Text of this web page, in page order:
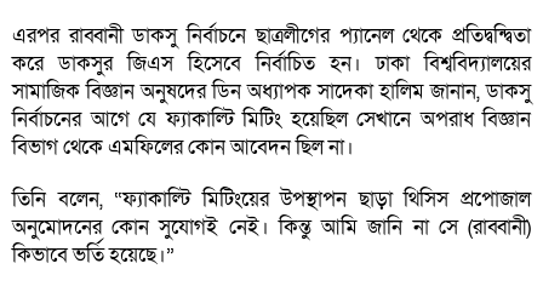
এরপর রাব্বানী ডাকসু নির্বাচনে ছাত্রলীগের প্যানেল থেকে প্রতিদ্বন্দ্বিতা
করে ডাকসুর জিএস হিসেবে নির্বাচিত হন। ঢাকা বিশ্ববিদ্যালয়ের
সামাজিক বিজ্ঞান অনুষদের ডিন অধ্যাপক সাদেকা হালিম জানান, ডাকসু
নির্বাচনের আগে যে ফ্যাকাল্টি মিটিং হয়েছিল সেখানে অপরাধ বিজ্ঞান
বিভাগ থেকে এমফিলের কোন আবেদন ছিল না।
তিনি বলেন, “ফ্যাকাল্টি মিটিংয়ের উপস্থাপন ছাড়া থিসিস প্রপোজাল
অনুমোদনের কোন সুযোগই নেই। কিন্তু আমি জানি না সে (রাব্বানী)
কিভাবে ভর্তি হয়েছে।”